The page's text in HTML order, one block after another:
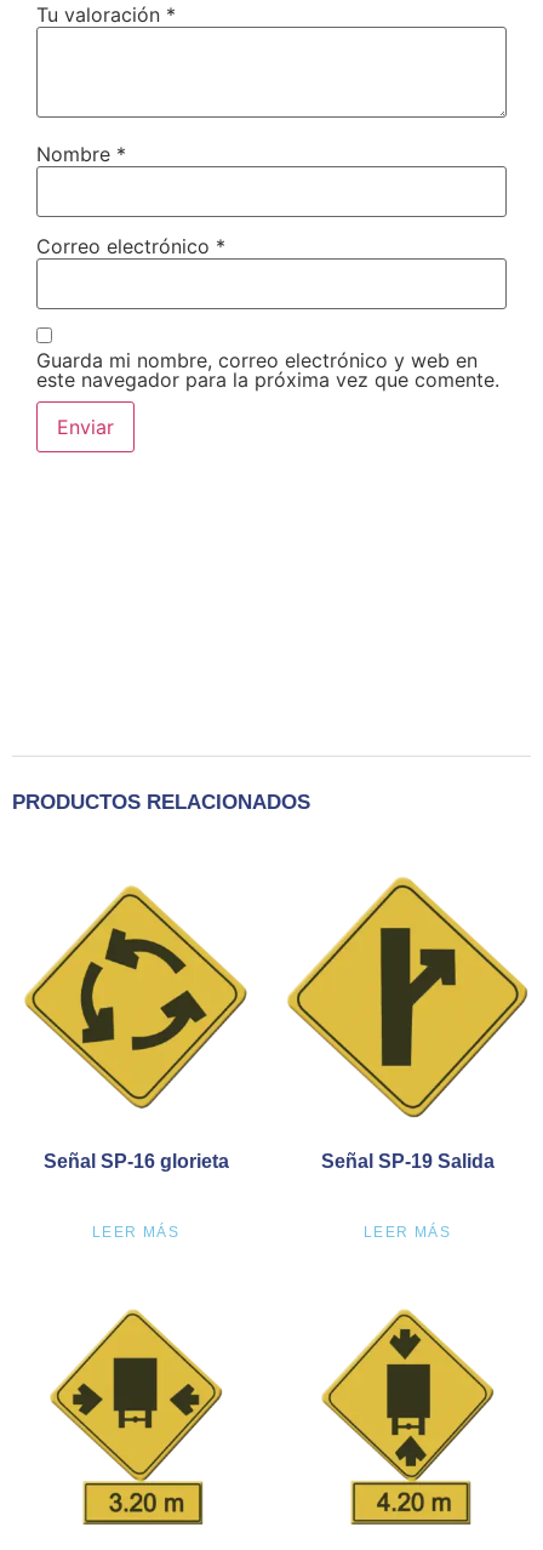
Tu valoración *
Nombre *
Correo electrónico *
Guarda mi nombre, correo electrónico y web en
este navegador para la próxima vez que comente.
PRODUCTOS RELACIONADOS
Señal SP-16 glorieta
LEER MÁS
Señal SP-19 Salida
LEER MÁS